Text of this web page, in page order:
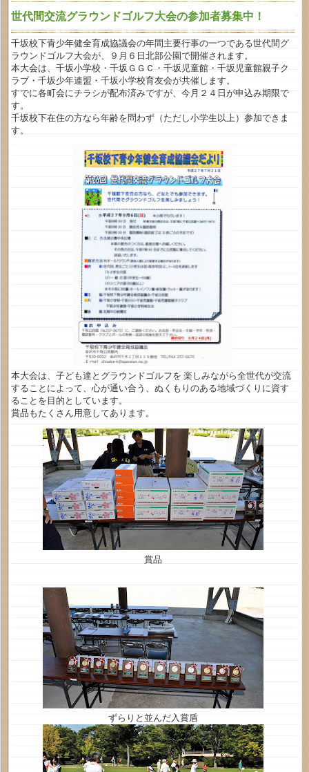
世代間交流グラウンドゴルフ大会の参加者募集中！
千坂校下青少年健全育成協議会の年間主要行事の一つである世代間グ
ラウンドゴルフ大会が、９月６日北部公園で開催されます。
本大会は、千坂小学校・千坂ＧＧＣ・千坂児童館・千坂児童館親子ク
ラブ・千坂少年連盟・千坂小学校育友会が共催します。
すでに各町会にチラシが配布済みですが、今月２４日が申込み期限で
す。
千坂校下在住の方なら年齢を問わず（ただし小学生以上）参加できま
す。
本大会は、子ども達とグラウンドゴルフを 楽しみながら全世代が交流
することによって、心が通い合う、ぬくもりのある地域づくりに資す
ることを目的としています。
賞品もたくさん用意してあります。
賞品
ずらりと並んだ入賞盾